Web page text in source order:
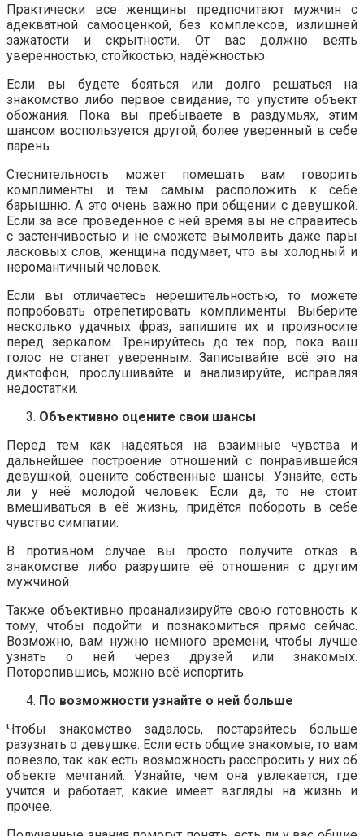
Практически все женщины предпочитают мужчин с
адекватной самооценкой, без комплексов, излишней
зажатости и скрытности. От вас должно веять
уверенностью, стойкостью, надёжностью.
Если вы будете бояться или долго решаться на
знакомство либо первое свидание, то упустите объект
обожания. Пока вы пребываете в раздумьях, этим
шансом воспользуется другой, более уверенный в себе
парень.
Стеснительность может помешать вам говорить
комплименты и тем самым расположить к себе
барышню. А это очень важно при общении с девушкой.
Если за всё проведенное с ней время вы не справитесь
с застенчивостью и не сможете вымолвить даже пары
ласковых слов, женщина подумает, что вы холодный и
неромантичный человек.
Если вы отличаетесь нерешительностью, то можете
попробовать отрепетировать комплименты. Выберите
несколько удачных фраз, запишите их и произносите
перед зеркалом. Тренируйтесь до тех пор, пока ваш
голос не станет уверенным. Записывайте всё это на
диктофон, прослушивайте и анализируйте, исправляя
недостатки.
Объективно оцените свои шансы
Перед тем как надеяться на взаимные чувства и
дальнейшее построение отношений с понравившейся
девушкой, оцените собственные шансы. Узнайте, есть
ли у неё молодой человек. Если да, то не стоит
вмешиваться в её жизнь, придётся побороть в себе
чувство симпатии.
В противном случае вы просто получите отказ в
знакомстве либо разрушите её отношения с другим
мужчиной.
Также объективно проанализируйте свою готовность к
тому, чтобы подойти и познакомиться прямо сейчас.
Возможно, вам нужно немного времени, чтобы лучше
узнать о ней через друзей или знакомых.
Поторопившись, можно всё испортить.
По возможности узнайте о ней больше
Чтобы знакомство задалось, постарайтесь больше
разузнать о девушке. Если есть общие знакомые, то вам
повезло, так как есть возможность расспросить у них об
объекте мечтаний. Узнайте, чем она увлекается, где
учится и работает, какие имеет взгляды на жизнь и
прочее.